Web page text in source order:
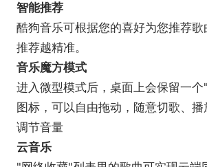
智能推荐
酷狗音乐可根据您的喜好为您推荐歌
推荐越精准。
音乐魔方模式
进入微型模式后，桌面上会保留一
图标，可以自由拖动，随意切歌、播
调节音量
云音乐